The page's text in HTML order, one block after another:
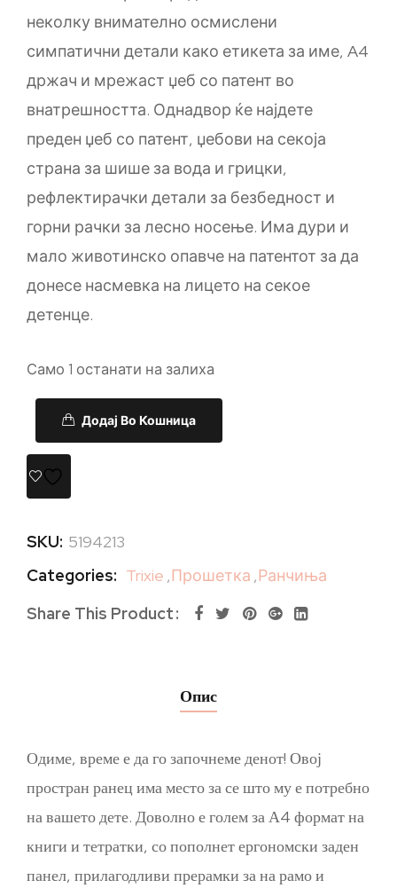
неколку внимателно осмислени
симпатични детали како етикета за име, A4
држач и мрежаст џеб со патент во
внатрешността. Однадвор ќе најдете
преден џеб со патент, џебови на секоја
страна за шише за вода и грицки,
рефлектирачки детали за безбедност и
горни рачки за лесно носење. Има дури и
мало животинско опавче на патентот за да
донесе насмевка на лицето на секое
детенце.
Само 1 останати на залиха
Додај Во Кошница
SKU: 5194213
Categories: Trixie ,Прошетка ,Ранчиња
Share This Product
Опис
Одиме, време е да го започнеме денот! Овој
простран ранец има место за се што му е потребно
на вашето дете. Доволно е голем за А4 формат на
книги и тетратки, со пополнет ергономски заден
панел, прилагодливи прерамки за на рамо и